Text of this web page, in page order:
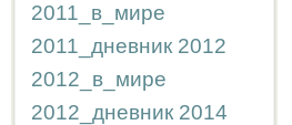
2011_в_мире
2011_дневник 2012
2012_в_мире
2012_дневник 2014